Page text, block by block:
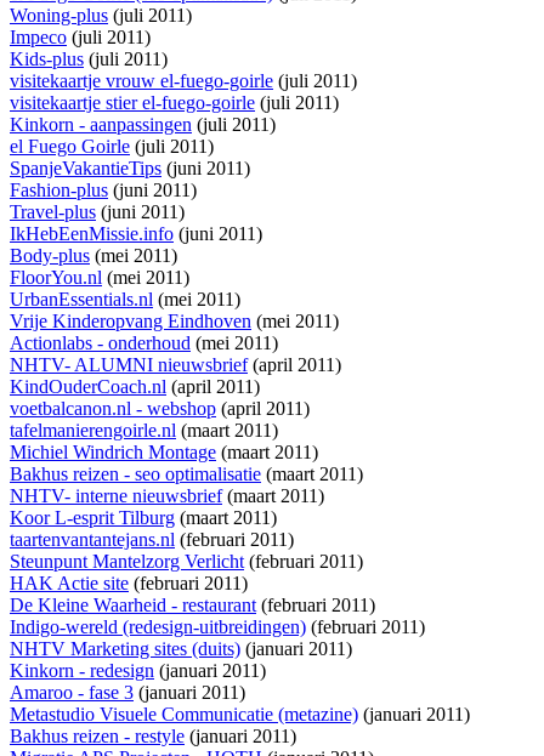
Woning-plus (juli 2011)
Impeco (juli 2011)
Kids-plus (juli 2011)
visitekaartje vrouw el-fuego-goirle (juli 2011)
visitekaartje stier el-fuego-goirle (juli 2011)
Kinkorn - aanpassingen (juli 2011)
el Fuego Goirle (juli 2011)
SpanjeVakantieTips (juni 2011)
Fashion-plus (juni 2011)
Travel-plus (juni 2011)
IkHebEenMissie.info (juni 2011)
Body-plus (mei 2011)
FloorYou.nl (mei 2011)
UrbanEssentials.nl (mei 2011)
Vrije Kinderopvang Eindhoven (mei 2011)
Actionlabs - onderhoud (mei 2011)
NHTV- ALUMNI nieuwsbrief(april 2011)
KindOuderCoach.nl (april 2011)
voetbalcanon.nl - webshop (april 2011)
tafelmanierengoirle.nl (maart 2011)
Michiel Windrich Montage (maart 2011)
Bakhus reizen - seo optimalisatie (maart 2011)
NHTV- interne nieuwsbrief(maart 2011)
Koor L-esprit Tilburg (maart 2011)
taartenvantantejans.nl (februari 2011)
Steunpunt Mantelzorg Verlicht(februari 2011)
HAK Actie site (februari 2011)
De Kleine Waarheid - restaurant(februari 2011)
Indigo-wereld (redesign-uitbreidingen) (februari 2011)
NHTV Marketing sites (duits) (januari 2011)
Kinkorn - redesign (januari 2011)
Amaroo - fase 3 (januari 2011)
Metastudio Visuele Communicatie (metazine) (januari 2011)
Bakhus reizen - restyle (januari 2011)